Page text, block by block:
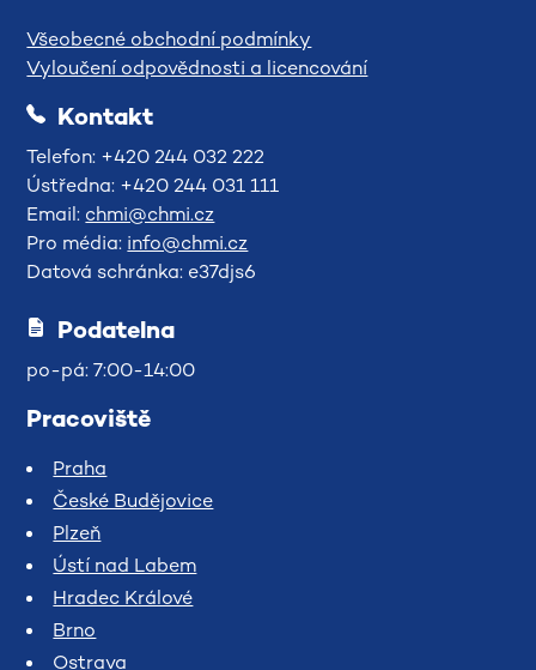
Všeobecné obchodní podmínky
Vyloučení odpovědnosti a licencování
Kontakt
Telefon: +420 244 032 222
Ústředna: +420 244 031 111
Email: chmi@chmi.cz
Pro média: info@chmi.cz
Datová schránka: e37djs6
Podatelna
po-pá: 7:00-14:00
Pracoviště
Praha
České Budějovice
Plzeň
Ústí nad Labem
Hradec Králové
Brno
Ostrava